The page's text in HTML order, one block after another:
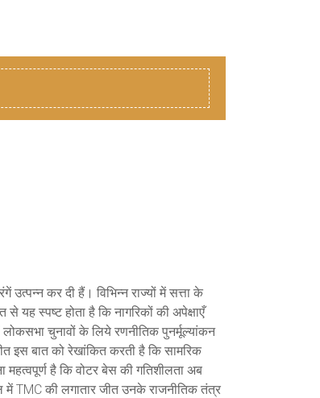
उत्पन्न कर दी हैं। विभिन्न राज्यों में सत्ता के
यह स्पष्ट होता है कि नागरिकों की अपेक्षाएँ
चुनावों के लिये रणनीतिक पुनर्मूल्यांकन
इस बात को रेखांकित करती है कि सामरिक
महत्वपूर्ण है कि वोटर बेस की गतिशीलता अब
TMC की लगातार जीत उनके राजनीतिक तंत्र